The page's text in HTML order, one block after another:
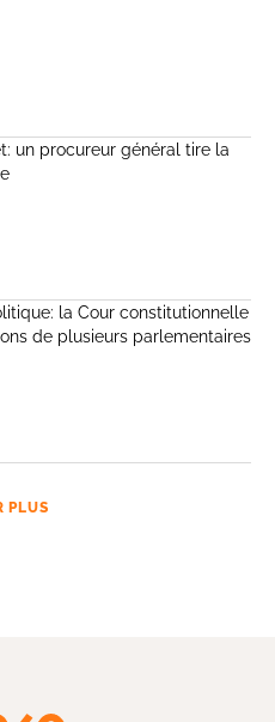
un procureur général tire la
la Cour constitutionnelle
de plusieurs parlementaires
PLUS